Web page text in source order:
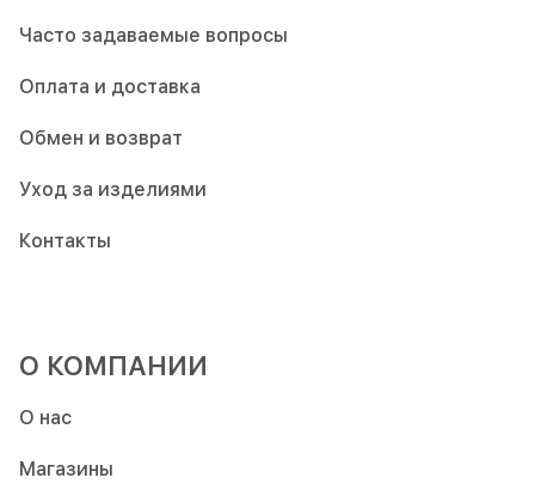
Часто задаваемые вопросы
Оплата и доставка
Обмен и возврат
Уход за изделиями
Контакты
О КОМПАНИИ
О нас
Магазины